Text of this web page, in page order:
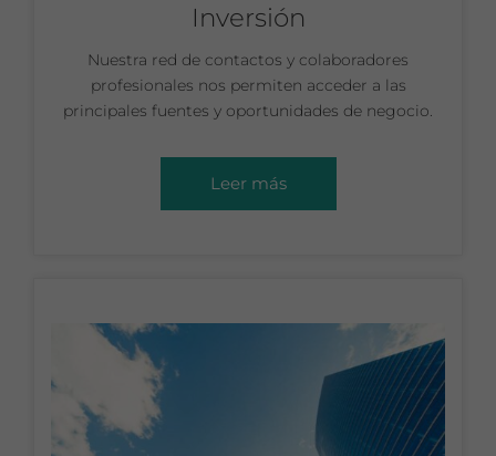
Inversión
Nuestra red de contactos y colaboradores
profesionales nos permiten acceder a las
principales fuentes y oportunidades de negocio.
Leer más